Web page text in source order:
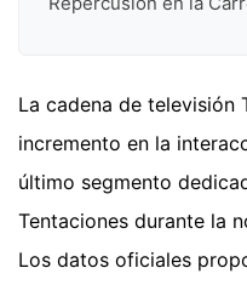
La cadena de televisión
incremento en la
último segmento
Tentaciones durante la
Los datos oficiales